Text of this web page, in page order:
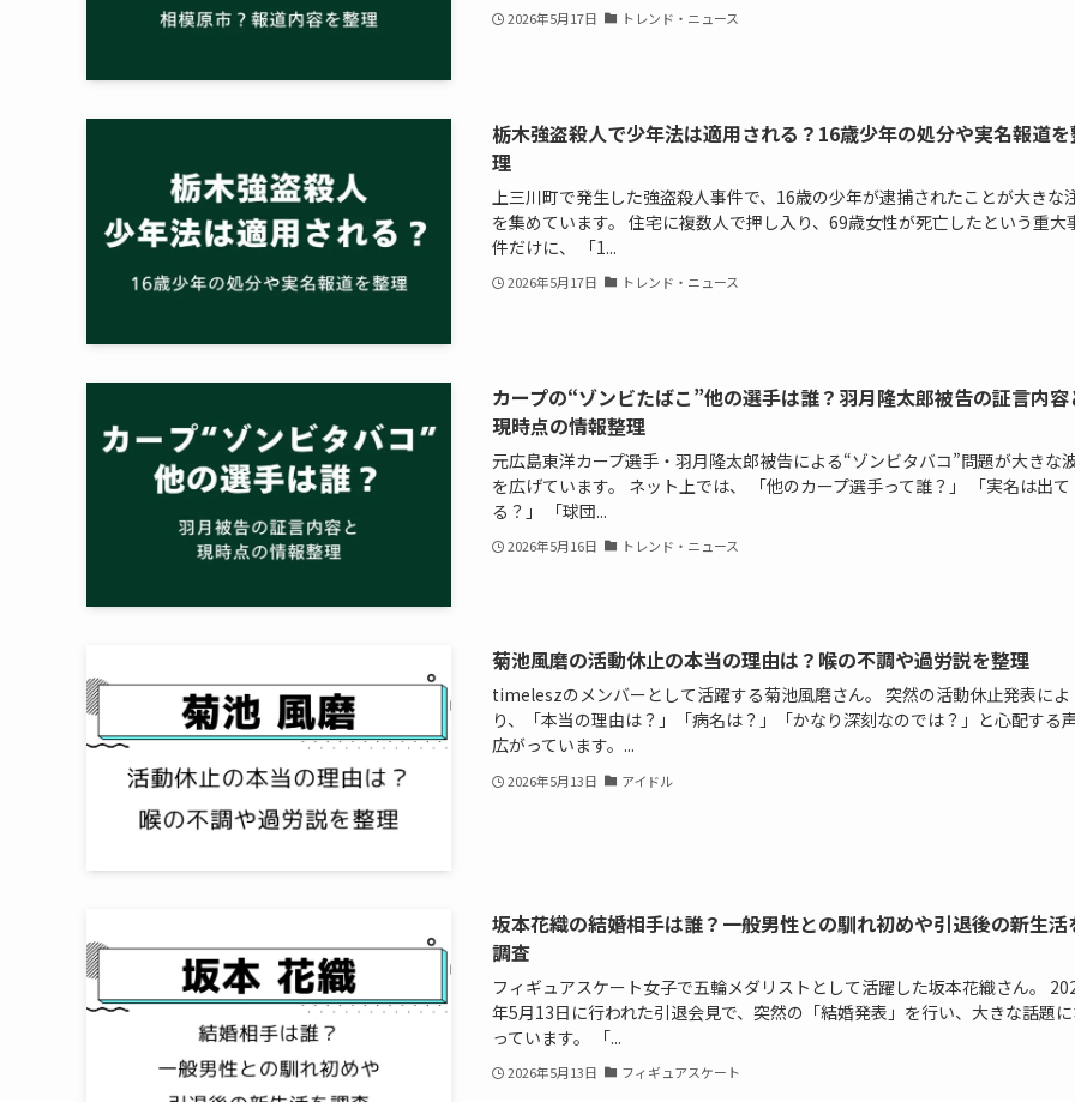
2026年5月17日 トレンド・ニュース
栃木強盗殺人で少年法は適用される？16歳少年の処分や実名報道を
理
上三川町で発生した強盗殺人事件で、16歳の少年が逮捕されたことが大きな
を集めています。 住宅に複数人で押し入り、69歳女性が死亡したという重大
件だけに、 「1...
2026年5月17日 トレンド・ニュース
カープの“ゾンビたばこ”他の選手は誰？羽月隆太郎被告の証言内容
現時点の情報整理
元広島東洋カープ選手・羽月隆太郎被告による“ゾンビタバコ”問題が大きな
を広げています。 ネット上では、 「他のカープ選手って誰？」 「実名は出て
る？」 「球団...
2026年5月16日 トレンド・ニュース
菊池風磨の活動休止の本当の理由は？喉の不調や過労説を整理
timeleszのメンバーとして活躍する菊池風磨さん。 突然の活動休止発表によ
り、「本当の理由は？」「病名は？」「かなり深刻なのでは？」と心配する
広がっています。...
2026年5月13日 アイドル
坂本花織の結婚相手は誰？一般男性との馴れ初めや引退後の新生活
調査
フィギュアスケート女子で五輪メダリストとして活躍した坂本花織さん。
年5月13日に行われた引退会見で、突然の「結婚発表」を行い、大きな話題
っています。 「...
2026年5月13日 フィギュアスケート